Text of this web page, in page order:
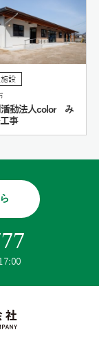
設
活動法人color み
事